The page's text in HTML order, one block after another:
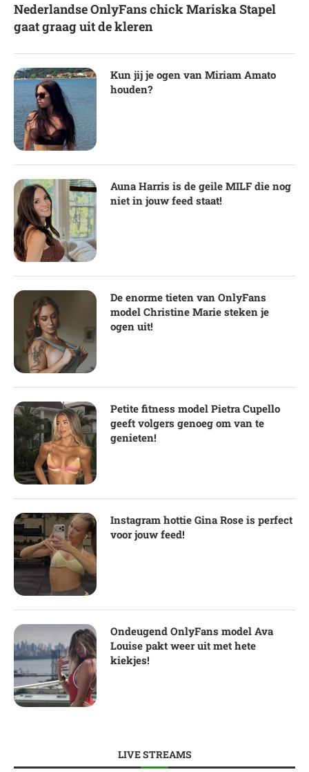
Nederlandse OnlyFans chick Mariska Stapel
gaat graag uit de kleren
Kun jij je ogen van Miriam Amato
houden?
Auna Harris is de geile MILF die nog
niet in jouw feed staat!
De enorme tieten van OnlyFans
model Christine Marie steken je
ogen uit!
Petite fitness model Pietra Cupello
geeft volgers genoeg om van te
genieten!
Instagram hottie Gina Rose is perfect
voor jouw feed!
Ondeugend OnlyFans model Ava
Louise pakt weer uit met hete
kiekjes!
LIVE STREAMS